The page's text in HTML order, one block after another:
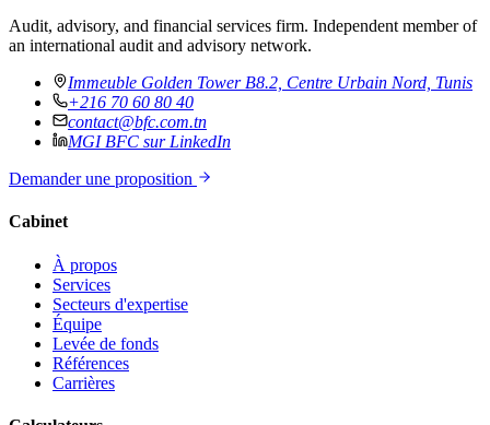
Audit, advisory, and financial services firm. Independent member of
an international audit and advisory network.
Immeuble Golden Tower B8.2, Centre Urbain Nord, Tunis
+216 70 60 80 40
contact@bfc.com.tn
MGI BFC sur LinkedIn
Demander une proposition
Cabinet
À propos
Services
Secteurs d'expertise
Équipe
Levée de fonds
Références
Carrières